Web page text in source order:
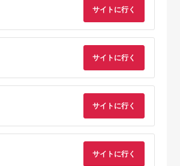
出典：ふるなび
サイトに行く
サイトに行く
サイトに行く
サイトに行く